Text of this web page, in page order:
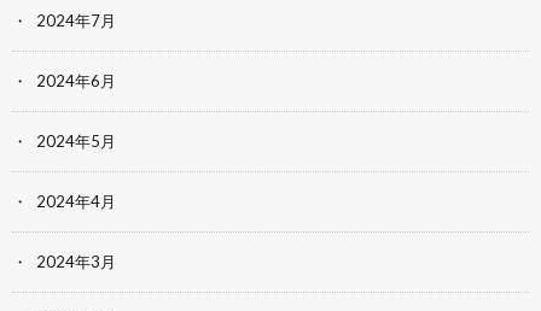
2024年7月
2024年6月
2024年5月
2024年4月
2024年3月